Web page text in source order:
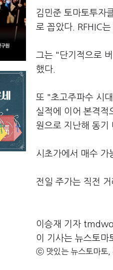
김민준 토마토투자
로 꼽았다. RFHIC
그는 "단기적으로
했다.
또 "초고주파수 시
실적에 이어 본격
원으로 지난해 동기
시초가에서 매수
전일 주가는 직전
이승재 기자
이 기사는 뉴스토마
ⓒ 맛있는 뉴스토마토,